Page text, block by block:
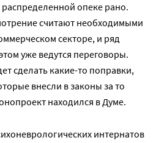
опеке рано.
считают необходимыми
секторе, и ряд
уже ведутся переговоры.
сделать какие-то поправки,
внесли в законы за то
находился в Думе.
интернатов